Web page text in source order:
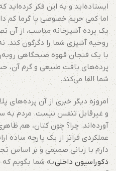
ایستاده‌اید و به این فکر کرده‌اید
اما کمی حریم خصوصی یا گرما کم
یک پرده آشپزخانه مناسب، از آن
روحیه آشپزی شما را دگرگون
با یک فنجان قهوه صبحگاهی
پرده‌های بافت طبیعی و گرم آن،
شما القا می‌کند.
امروزه دیگر خبری از آن پرده‌های
و غیرقابل تنفس نیست. مردم به
آورده‌اند. چرا؟ چون کتان، هم
عملکردی فراتر از یک پارچه ساده
دارم با زبانی صمیمی و بر اساس
دکوراسیون داخلیبه شما بگویم که